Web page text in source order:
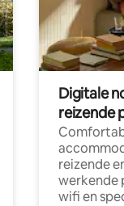
Digitale
reizende
reizende
werkende
wifi en